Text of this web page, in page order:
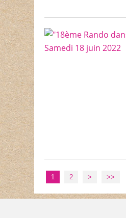
1 2 > >>